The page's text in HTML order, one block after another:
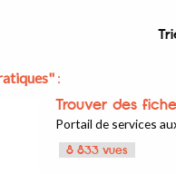
:
Trouver des
Portail de services
8 833 vues